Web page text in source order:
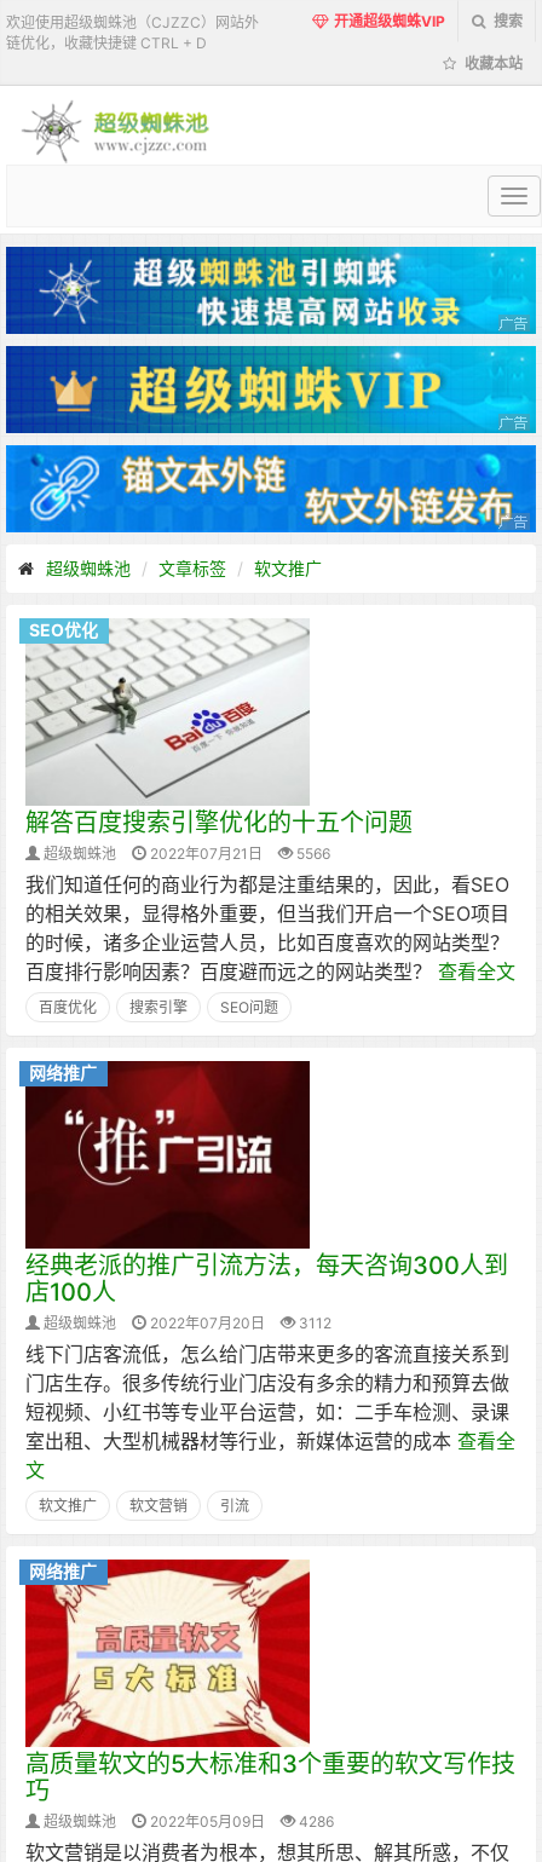
欢迎使用超级蜘蛛池（CJZZC）网站外
链优化，收藏快捷键 CTRL + D
开通超级蜘蛛VIP 搜索
收藏本站
超
蜘
蛛
池
超级蜘蛛池 文章标签 软文推广
SEO优化
解答百度搜索引擎优化的十五个问题
超级蜘蛛池 2022年07月21日 5566
我们知道任何的商业行为都是注重结果的，因此，看SEO
的相关效果，显得格外重要，但当我们开启一个SEO项目
的时候，诸多企业运营人员，比如百度喜欢的网站类型？
百度排行影响因素？百度避而远之的网站类型？ 查看全文
百度优化 搜索引擎 SEO问题
网络推广
经典老派的推广引流方法，每天咨询300人到
店100人
超级蜘蛛池 2022年07月20日 3112
线下门店客流低，怎么给门店带来更多的客流直接关系到
门店生存。很多传统行业门店没有多余的精力和预算去做
短视频、小红书等专业平台运营，如：二手车检测、录课
室出租、大型机械器材等行业，新媒体运营的成本 查看全
文
软文推广 软文营销 引流
网络推广
高质量软文的5大标准和3个重要的软文写作技
巧
超级蜘蛛池 2022年05月09日 4286
软文营销是以消费者为根本，想其所思、解其所惑，不仅